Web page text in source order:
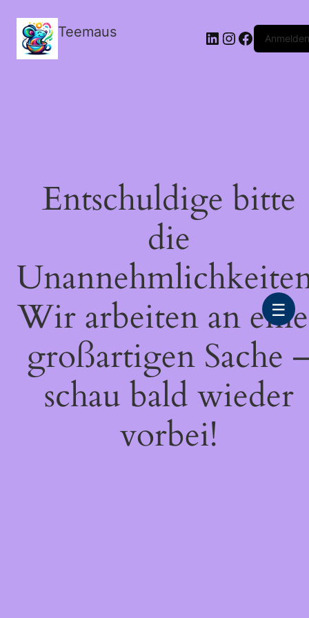
Teemaus LinkedIn
Instagram
FacebookAnmelden
Entschuldige bitte
die
Wir arbeiten an
großartigen Sache
schau bald wieder
vorbei!
☰